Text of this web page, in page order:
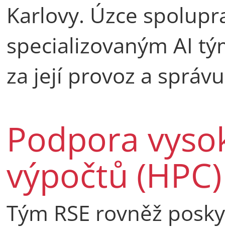
Karlovy. Úzce
specializovaným AI
za její provoz a
Podpora
výpočtů (HPC)
Tým RSE rovněž